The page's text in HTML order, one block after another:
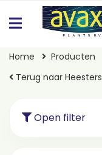
Home Producten
Terug naar Heesters
Open filter